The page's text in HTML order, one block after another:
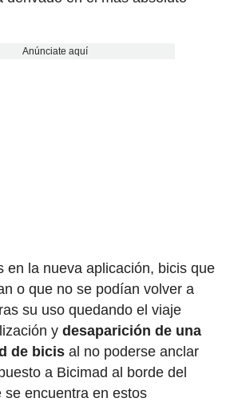
Anúnciate aquí
en la nueva aplicación, bicis que
o que no se podían volver a
su uso quedando el viaje
y desaparición de una
de bicisal no poderse anclar
a Bicimad al borde del
se encuentra en estos